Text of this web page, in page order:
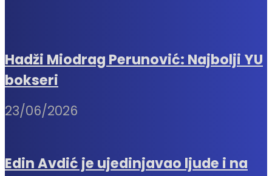
Hadži Miodrag Perunović: Najbolji YU
bokseri
23/06/2026
Edin Avdić je ujedinjavao ljude i na